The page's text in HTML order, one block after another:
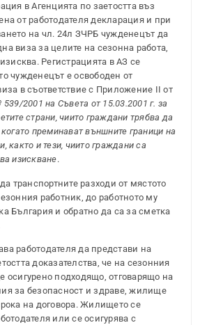
в Агенцията по заетостта въз
от работодателя декларация и при
на чл. 24л ЗЧРБ чужденецът да
виза за целите на сезонна работа,
Регистрацията в АЗ се
чужденецът е освободен от
в съответствие с Приложение II от
2001 на Съвета от 15.03.2001 г. за
страни, чиито граждани трябва да
преминават външните граници на
както и тези, чиито граждани са
изискване.
транспортните разходи от мястото
работник, до работното му
България и обратно да са за сметка
работодателя да представи на
доказателства, че на сезонния
осигурено подходящо, отговарящо на
за безопасност и здраве, жилище
на договора. Жилището се
или се осигурява с